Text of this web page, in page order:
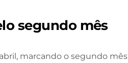
segundo mês
marcando o segundo mês